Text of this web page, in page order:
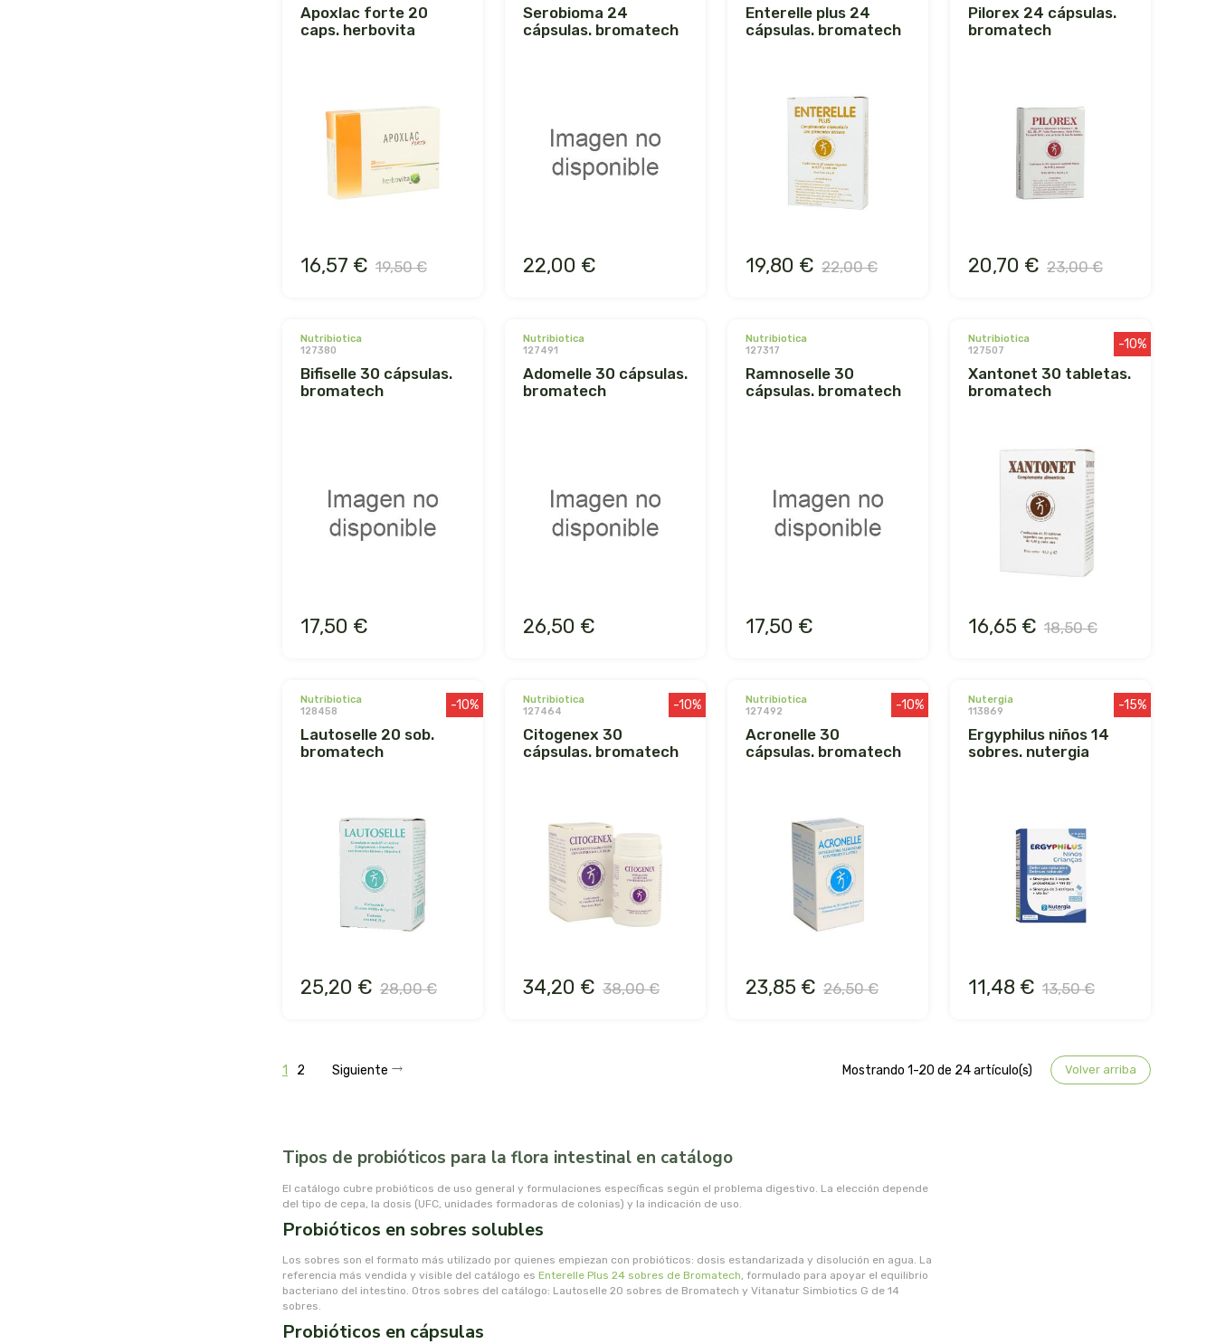
Tipos de probióticos para la flora intestinal en catálogo
El catálogo cubre probióticos de uso general y formulaciones específicas según el problema digestivo. La elección depende
del tipo de cepa, la dosis (UFC, unidades formadoras de colonias) y la indicación de uso.
Probióticos en sobres solubles
Los sobres son el formato más utilizado por quienes empiezan con probióticos: dosis estandarizada y disolución en agua. La
referencia más vendida y visible del catálogo es Enterelle Plus 24 sobres de Bromatech, formulado para apoyar el equilibrio
bacteriano del intestino. Otros sobres del catálogo: Lautoselle 20 sobres de Bromatech y Vitanatur Simbiotics G de 14
sobres.
Probióticos en cápsulas
apoxlac forte 20
caps. herbovita
16,57 € 19,50 €
serobioma 24
cápsulas. bromatech
22,00 €
enterelle plus 24
cápsulas. bromatech
19,80 € 22,00 €
pilorex 24 cápsulas.
bromatech
20,70 € 23,00 €
nutribiotica
127380
bifiselle 30 cápsulas.
bromatech
17,50 €
nutribiotica
127491
adomelle 30 cápsulas.
bromatech
26,50 €
nutribiotica
127317
ramnoselle 30
cápsulas. bromatech
17,50 €
nutribiotica
127507
xantonet 30 tabletas.
bromatech
-10%
16,65 € 18,50 €
nutribiotica
128458
lautoselle 20 sob.
bromatech
-10%
25,20 € 28,00 €
nutribiotica
127464
citogenex 30
cápsulas. bromatech
-10%
34,20 € 38,00 €
nutribiotica
127492
acronelle 30
cápsulas. bromatech
-10%
23,85 € 26,50 €
nutergia
113869
ergyphilus niños 14
sobres. nutergia
-15%
11,48 € 13,50 €
1 2 Siguiente Mostrando 1-20 de 24 artículo(s) Volver arriba